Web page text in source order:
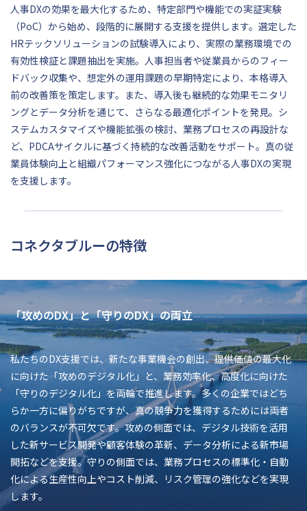
人事DXの効果を最大化するため、特定部門や機能での実証実験
（PoC）から始め、段階的に展開する支援を提供します。選定した
HRテックソリューションの試験導入により、実際の業務環境での
有効性検証と課題抽出を実施。人事担当者や従業員からのフィー
ドバック収集や、想定外の運用課題の早期特定により、本格導入
前の改善策を策定します。また、導入後も継続的な効果モニタリ
ングとデータ分析を通じて、さらなる最適化ポイントを発見。シ
ステムカスタマイズや機能拡張の検討、業務プロセスの再設計な
ど、PDCAサイクルに基づく持続的な改善活動をサポート。真の従
業員体験向上と組織パフォーマンス強化につながる人事DXの実現
を支援します。
コネクタブルーの特徴
「攻めのDX」と「守りのDX」の両立
私たちのDX支援では、新たな事業機会の創出、提供価値の最大化
に向けた「攻めのデジタル化」と、業務効率化、高度化に向けた
「守りのデジタル化」を両輪で推進します。多くの企業ではどち
らか一方に偏りがちですが、真の競争力を獲得するためには両者
のバランスが不可欠です。攻めの側面では、デジタル技術を活用
した新サービス開発や顧客体験の革新、データ分析による新市場
開拓などを支援。守りの側面では、業務プロセスの標準化・自動
化による生産性向上やコスト削減、リスク管理の強化などを実現
します。